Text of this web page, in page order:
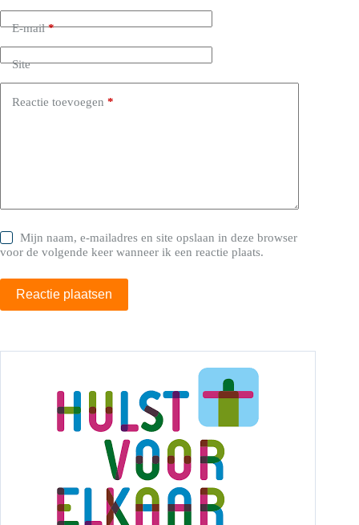
E-mail*
Site
Reactie toevoegen *
Mijn naam, e-mailadres en site opslaan in deze browser
voor de volgende keer wanneer ik een reactie plaats.
Reactie plaatsen